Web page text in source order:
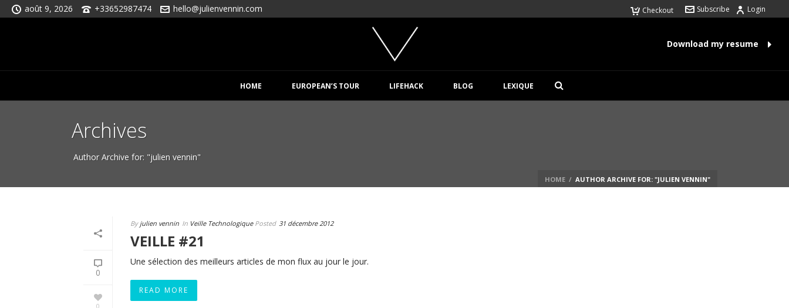
août 9, 2026 +33652987474 hello@julienvennin.com Login
Subscribe
Checkout
HOME EUROPEAN’S TOUR LIFEHACK BLOG LEXIQUE
Download my resume
Archives
Author Archive for: "julien vennin"
HOME / AUTHOR ARCHIVE FOR: "JULIEN VENNIN"
0
0
By julien vennin In Veille TechnologiquePosted 31 décembre 2012
VEILLE #21
Une sélection des meilleurs articles de mon flux au jour le jour.
READ MORE